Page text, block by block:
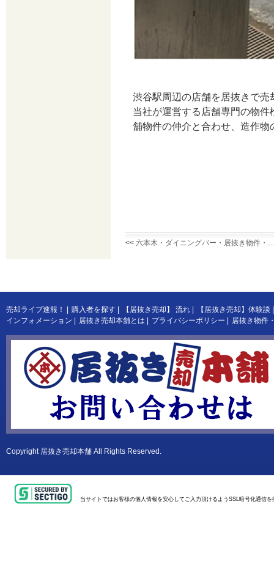
渋谷駅周辺の店舗を居抜きで
当社が運営する店舗専門の物
舗物件の仲介と合わせ、造作
<< 六本木・ダイニングバー・居抜き物件・
売却ライブ速報！ 購入者を探す 【居抜き売却】 流れ 【居抜き売却】体験談
インフォメーション
居抜き売却本舗とは プライバシーポリシー 居抜き物件
Copyright 居抜き売却本舗 All Rights Reserved.
当サイトではお客様の個人情報を安心してご入力頂けるようSSL暗号化通信